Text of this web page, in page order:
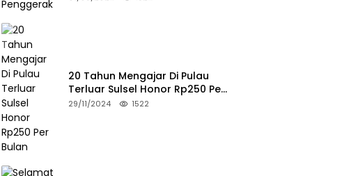
20 Tahun Mengajar Di Pulau
Terluar Sulsel Honor Rp250 Per
Bulan
29/11/2024 1522